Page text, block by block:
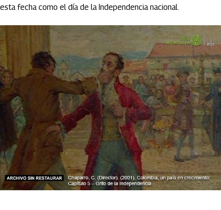
esta fecha como el día de la Independencia nacional.